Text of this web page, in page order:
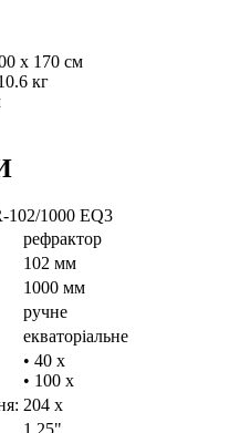
х 170 см
кг
102/1000 EQ3
рефрактор
102 мм
1000 мм
ручне
екваторіальне
• 40 x
• 100 x
204 x
1.25"